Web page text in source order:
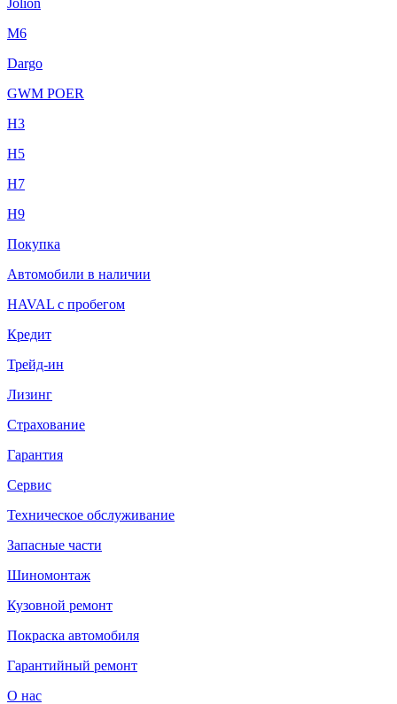
M6
Dargo
GWM POER
H3
H5
H7
H9
Покупка
Автомобили в наличии
HAVAL с пробегом
Кредит
Трейд-ин
Лизинг
Страхование
Гарантия
Сервис
Техническое обслуживание
Запасные части
Шиномонтаж
Кузовной ремонт
Покраска автомобиля
Гарантийный ремонт
О нас